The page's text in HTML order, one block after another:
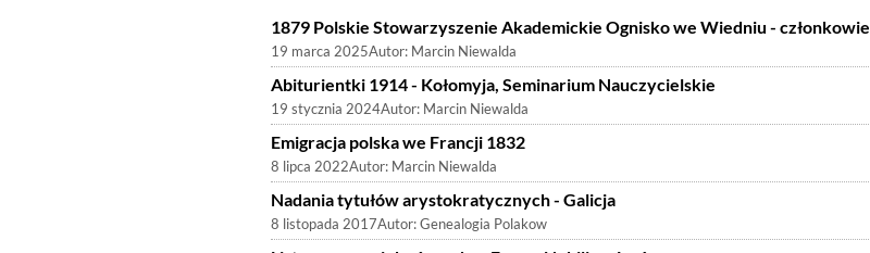
1879 Polskie Stowarzyszenie Akademickie Ognisko we Wiedniu - członkowie
19 marca 2025Autor: Marcin Niewalda
Abiturientki 1914 - Kołomyja, Seminarium Nauczycielskie
19 stycznia 2024Autor: Marcin Niewalda
Emigracja polska we Francji 1832
8 lipca 2022Autor: Marcin Niewalda
Nadania tytułów arystokratycznych - Galicja
8 listopada 2017Autor:Genealogia Polakow